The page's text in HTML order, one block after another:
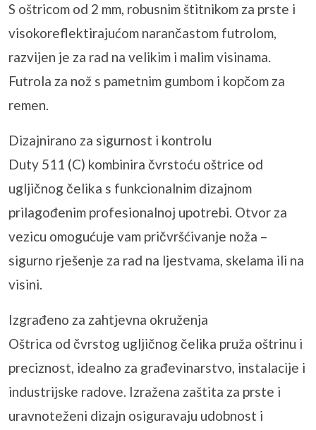
S oštricom od 2 mm, robusnim štitnikom za prste i
visokoreflektirajućom narančastom futrolom,
razvijen je za rad na velikim i malim visinama.
Futrola za nož s pametnim gumbom i kopčom za
remen.
Dizajnirano za sigurnost i kontrolu
Duty 511 (C) kombinira čvrstoću oštrice od
ugljičnog čelika s funkcionalnim dizajnom
prilagođenim profesionalnoj upotrebi. Otvor za
vezicu omogućuje vam pričvršćivanje noža –
sigurno rješenje za rad na ljestvama, skelama ili na
visini.
Izgrađeno za zahtjevna okruženja
Oštrica od čvrstog ugljičnog čelika pruža oštrinu i
preciznost, idealno za građevinarstvo, instalacije i
industrijske radove. Izražena zaštita za prste i
uravnoteženi dizajn osiguravaju udobnost i